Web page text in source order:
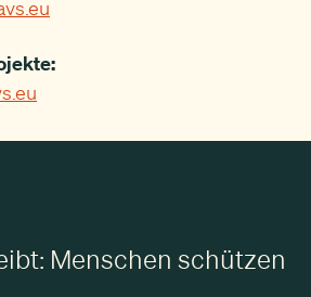
Menschen schützen